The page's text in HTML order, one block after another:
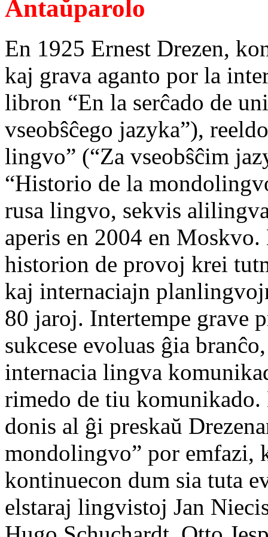
Antaŭparolo
En 1925 Ernest Drezen,
kaj grava aganto por la
libron “En la serĉado de
vseobŝĉego jazyka”),
lingvo” (“Za vseobŝĉim
“Historio de la
rusa lingvo, sekvis
aperis en 2004 en
historion de provoj krei
kaj internaciajn
80 jaroj. Intertempe grave
sukcese evoluas ĝia
internacia lingva
rimedo de tiu
donis al ĝi preskaŭ
mondolingvo” por emfazi,
kontinuecon dum sia tuta
elstaraj lingvistoj Jan